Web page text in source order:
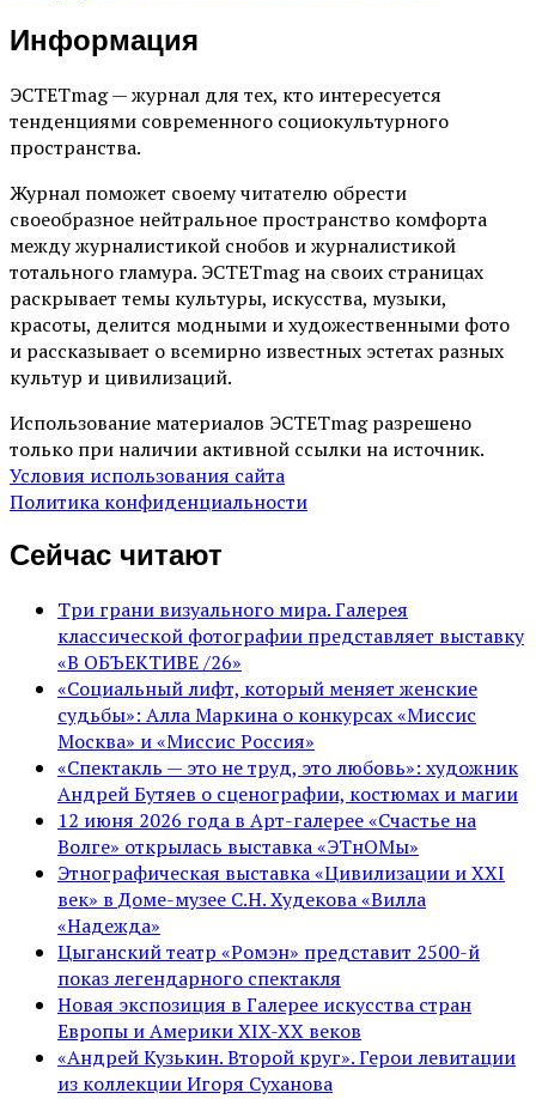
Информация
ЭСТЕТmag — журнал для тех, кто интересуется
тенденциями современного социокультурного
пространства.
Журнал поможет своему читателю обрести
своеобразное нейтральное пространство комфорта
между журналистикой снобов и журналистикой
тотального гламура. ЭСТЕТmag на своих страницах
раскрывает темы культуры, искусства, музыки,
красоты, делится модными и художественными фото
и рассказывает о всемирно известных эстетах разных
культур и цивилизаций.
Использование материалов ЭСТЕТmag разрешено
только при наличии активной ссылки на источник.
Условия использования сайта
Политика конфиденциальности
Сейчас читают
Три грани визуального мира. Галерея
классической фотографии представляет выставку
«В ОБЪЕКТИВЕ /26»
«Социальный лифт, который меняет женские
судьбы»: Алла Маркина о конкурсах «Миссис
Москва» и «Миссис Россия»
«Спектакль — это не труд, это любовь»: художник
Андрей Бутяев о сценографии, костюмах и магии
12 июня 2026 года в Арт-галерее «Счастье на
Волге» открылась выставка «ЭТнОМы»
Этнографическая выставка «Цивилизации и ХХI
век» в Доме-музее С.Н. Худекова «Вилла
«Надежда»
Цыганский театр «Ромэн» представит 2500-й
показ легендарного спектакля
Новая экспозиция в Галерее искусства стран
Европы и Америки XIX-XX веков
«Андрей Кузькин. Второй круг». Герои левитации
из коллекции Игоря Суханова